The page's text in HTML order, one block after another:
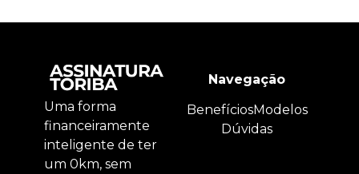
Uma forma
financeiramente
inteligente de ter
um 0km, sem
Navegação
BenefíciosModelos
Dúvidas